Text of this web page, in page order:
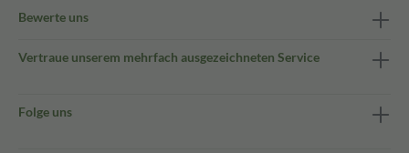
Bewerte uns
Vertraue unserem mehrfach ausgezeichneten Service
Folge uns